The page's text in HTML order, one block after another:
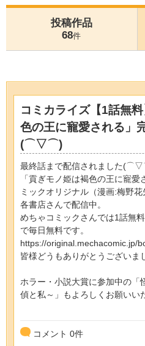
投稿作品
68件
コミカライズ【1話無
色の王に寵愛される」
(⌒▽⌒)
最終話まで配信されました
「貢ぎモノ姫は褐色の王に寵
ミックオリジナル（漫画:梅野花
各書店さんで配信中。
めちゃコミックさんでは1話無
で毎日無料です。
https://original.mechacomic.jp/
皆様どうもありがとうございま
ホラー・小説大賞に参加中の
偵と私～」もよろしくお願い
コメント 0件